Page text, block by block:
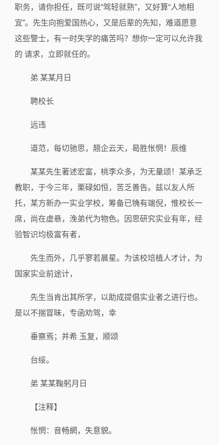
职务，请你担任，既可说“驾轻就熟”，又好算“人地相
宜”。先生向抱爱国热心，又是后辈的先知，难道愿意
这些警士，有一时失学的痛苦吗？想你一定可以允许我
的 请求，立即就任的。
弟 某某月日
聘校长
远违
道范，每切驰思，翘企云天，曷胜怅惘！辰维
某某先生著述宏富，桃李众多，为无量颂！某承乏
教职，于今三年，栗碌如恒，苦乏善告。兹以友人所
托，某方新办一实业学校，筹备已觕有端倪，惟校长一
席，尚在虚悬，浼弟代为物色。因思研究实业有年，经
验智识均极富有者，
先生而外，几乎寥若晨星。为该校培植人才计，为
国家实业前途计，
先生当肯出其所学，以助成提倡实业者之进行也。
是以不揣冒昧，专函劝驾，幸
垂察焉；并希 玉复，顺颂
台绥。
弟 某某鞠躬月日
【注释】
怅惘：音畅網，失意貌。